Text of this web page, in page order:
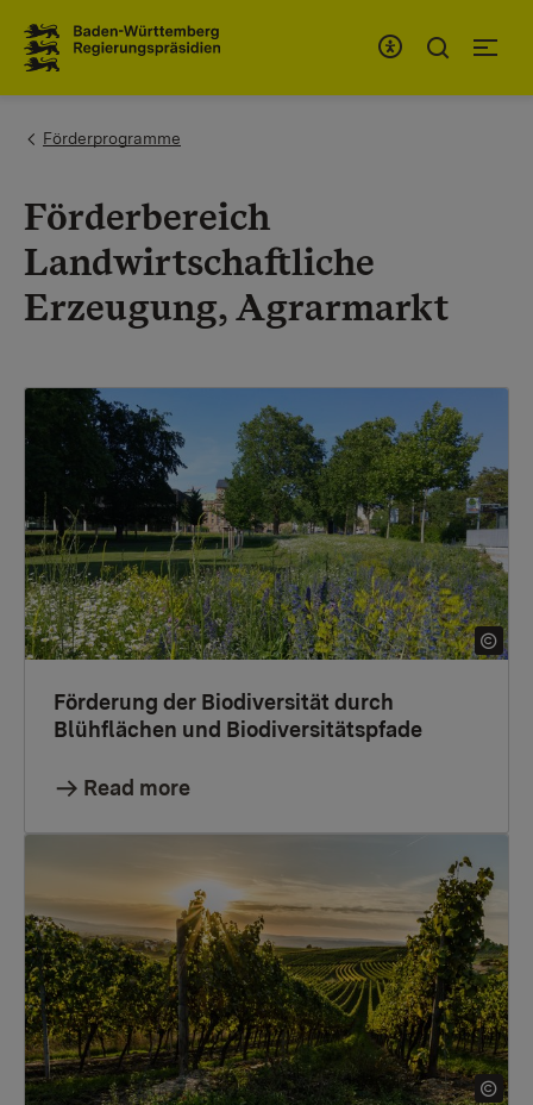
You are here:
Förderprogramme
Förderbereich
Landwirtschaftliche
Erzeugung, Agrarmarkt
Förderung der Biodiversität durch
Blühflächen und Biodiversitätspfade
Read more